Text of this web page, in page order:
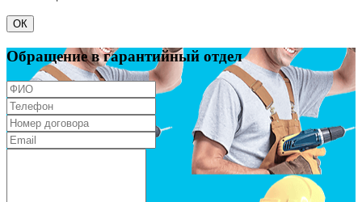
ОК
Обращение в гарантийный отдел